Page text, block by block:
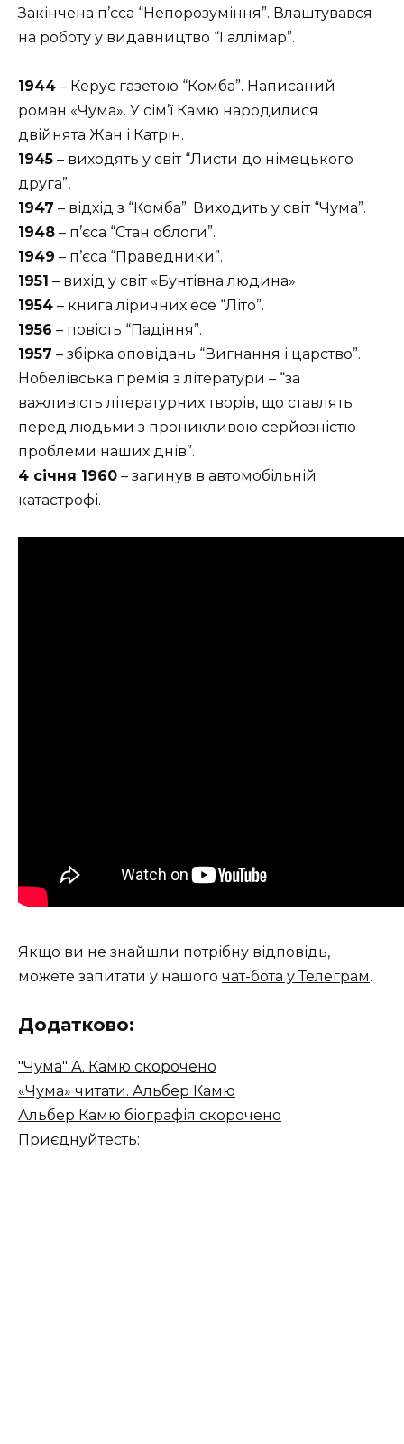
Закінчена п’єса “Непорозуміння”. Влаштувався
на роботу у видавництво “Галлімар”.
1944 – Керує газетою “Комба”. Написаний
роман «Чума». У сім’ї Камю народилися
двійнята Жан і Катрін.
1945 – виходять у світ “Листи до німецького
друга”,
1947 – відхід з “Комба”. Виходить у світ “Чума”.
1948 – п’єса “Стан облоги”.
1949 – п’єса “Праведники”.
1951 – вихід у світ «Бунтівна людина»
1954 – книга ліричних есе “Літо”.
1956 – повість “Падіння”.
1957 – збірка оповідань “Вигнання і царство”.
Нобелівська премія з літератури – “за
важливість літературних творів, що ставлять
перед людьми з проникливою серйозністю
проблеми наших днів”.
4 січня 1960 – загинув в автомобільній
катастрофі.
Якщо ви не знайшли потрібну відповідь,
можете запитати у нашого чат-бота у Телеграм.
Додатково:
"Чума" А. Камю скорочено
«Чума» читати. Альбер Камю
Альбер Камю біографія скорочено
Приєднуйтесть: